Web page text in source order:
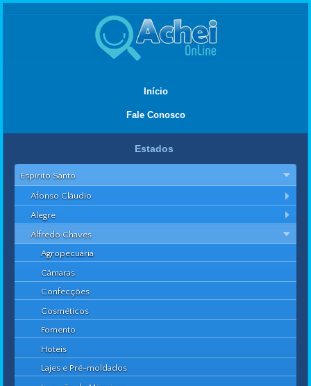
Início
Fale Conosco
Estados
Espírito Santo
Afonso Cláudio
Alegre
Alfredo Chaves
Agropecuária
Câmaras
Confecções
Cosméticos
Fomento
Hoteis
Lajes e Pré-moldados